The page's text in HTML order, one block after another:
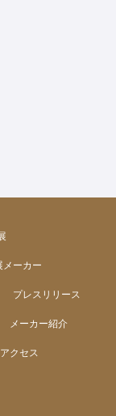
メーカー
プレスリリース
メーカー紹介
アクセス